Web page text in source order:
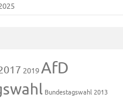
2019AfD
Bundestagswahl 2013